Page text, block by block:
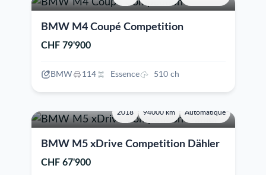
BMW M4 Coupé Competition
CHF 79'900
BMW 114 Essence 510 ch
2018 94000 km Automatique
BMW M5 xDrive Competition Dähler
CHF 67'900